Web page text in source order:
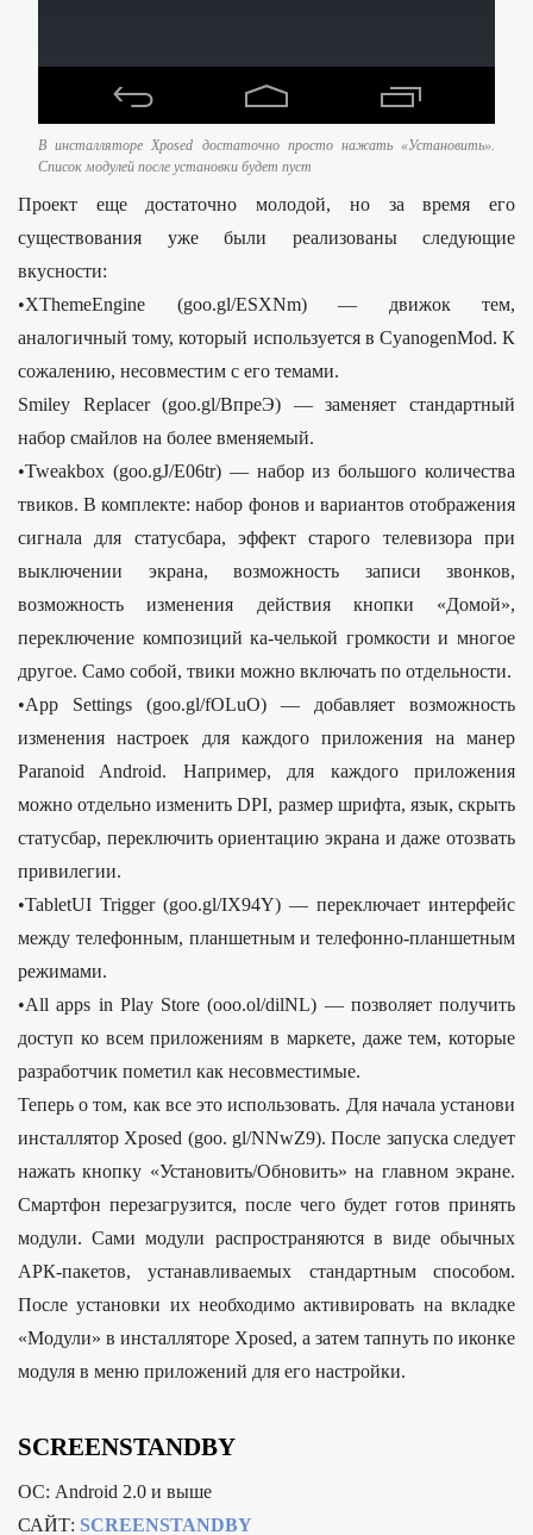
В инсталляторе Xposed достаточно просто нажать «Установить».
Список модулей после установки будет пуст
Проект еще достаточно молодой, но за время его
существования уже были реализованы следующие
вкусности:
•XThemeEngine (goo.gl/ESXNm) — движок тем,
аналогичный тому, который используется в CyanogenMod. К
сожалению, несовместим с его темами.
Smiley Replacer (goo.gl/ВпреЭ) — заменяет стандартный
набор смайлов на более вменяемый.
•Tweakbox (goo.gJ/E06tr) — набор из большого количества
твиков. В комплекте: набор фонов и вариантов отображения
сигнала для статусбара, эффект старого телевизора при
выключении экрана, возможность записи звонков,
возможность изменения действия кнопки «Домой»,
переключение композиций ка-челькой громкости и многое
другое. Само собой, твики можно включать по отдельности.
•Арр Settings (goo.gl/fOLuO) — добавляет возможность
изменения настроек для каждого приложения на манер
Paranoid Android. Например, для каждого приложения
можно отдельно изменить DPI, размер шрифта, язык, скрыть
статусбар, переключить ориентацию экрана и даже отозвать
привилегии.
•TabletUI Trigger (goo.gl/IX94Y) — переключает интерфейс
между телефонным, планшетным и телефонно-планшетным
режимами.
•All apps in Play Store (ooo.ol/dilNL) — позволяет получить
доступ ко всем приложениям в маркете, даже тем, которые
разработчик пометил как несовместимые.
Теперь о том, как все это использовать. Для начала установи
инсталлятор Xposed (goo. gl/NNwZ9). После запуска следует
нажать кнопку «Установить/Обновить» на главном экране.
Смартфон перезагрузится, после чего будет готов принять
модули. Сами модули распространяются в виде обычных
АРК-пакетов, устанавливаемых стандартным способом.
После установки их необходимо активировать на вкладке
«Модули» в инсталляторе Xposed, а затем тапнуть по иконке
модуля в меню приложений для его настройки.
SCREENSTANDBY
ОС: Android 2.0 и выше
САЙТ: SCREENSTANDBY